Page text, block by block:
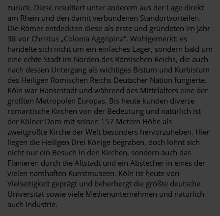
zurück. Diese resultiert unter anderem aus der Lage direkt
am Rhein und den damit verbundenen Standortvorteilen.
Die Römer entdeckten diese als erste und gründeten im Jahr
38 vor Christus „Colonia Aggripina“. Wohlgemerkt: es
handelte sich nicht um ein einfaches Lager, sondern bald um
eine echte Stadt im Norden des Römischen Reichs, die auch
nach dessen Untergang als wichtiges Bistum und Kurbistum
des Heiligen Römischen Reichs Deutscher Nation fungierte.
Köln war Hansestadt und während des Mittelalters eine der
größten Metropolen Europas. Bis heute künden diverse
romantische Kirchen von der Bedeutung und natürlich ist
der Kölner Dom mit seinen 157 Metern Höhe als
zweitgrößte Kirche der Welt besonders hervorzuheben. Hier
liegen die Heiligen Drei Könige begraben, doch lohnt sich
nicht nur ein Besuch in den Kirchen, sondern auch das
Flanieren durch die Altstadt und ein Abstecher in eines der
vielen namhaften Kunstmuseen. Köln ist heute von
Vielseitigkeit geprägt und beherbergt die größte deutsche
Universität sowie viele Medienunternehmen und natürlich
auch Industrie.